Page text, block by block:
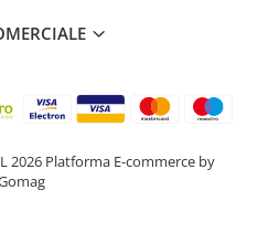
2026 Platforma E-commerce by